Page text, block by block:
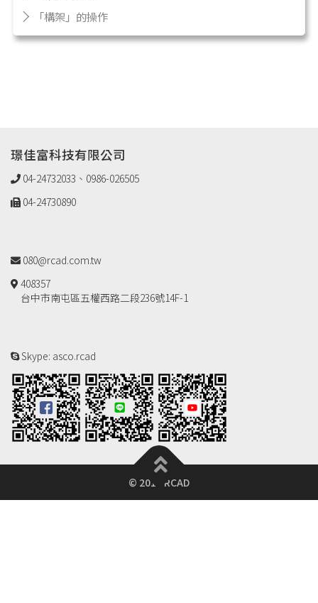
「構架」的操作
璟佳富科技有限公司
04-24732033、0986-026505
04-24730890
080@rcad.com.tw
408357
台中市南屯區五權西路二段236號14F-1
Skype: asco.rcad
© 2018 RCAD